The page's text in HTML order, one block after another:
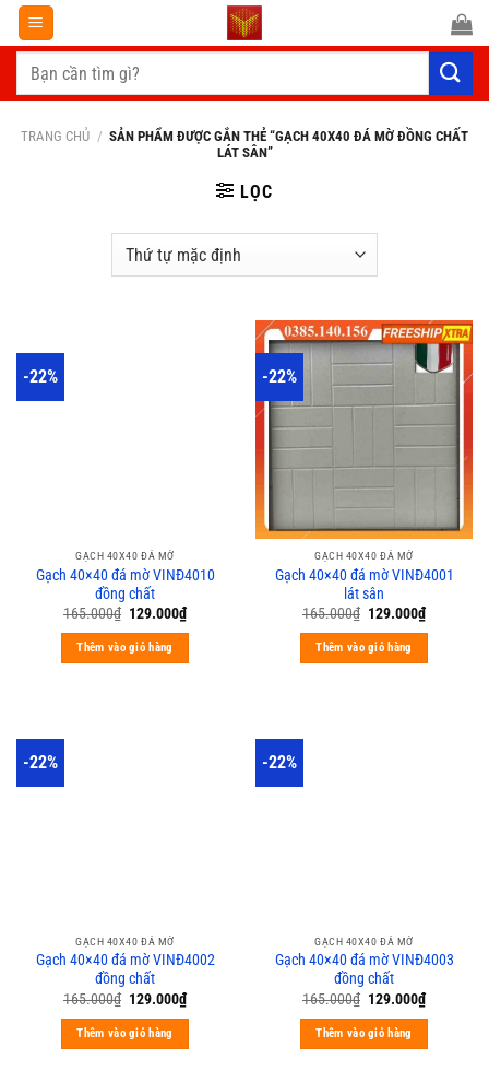
Chuyển
đến
dung
Tìm
kiếm:
TRANG CHỦ / SẢN PHẨM ĐƯỢC GẮN THẺ “GẠCH 40X40 ĐÁ MỜ ĐỒNG CHẤT
LÁT SÂN”
LỌC
-22%
GẠCH 40X40 ĐÁ MỜ
Gạch 40×40 đá mờ VINĐ4010
đồng chất
165.000₫ 129.000₫
Thêm vào giỏ hàng
-22%
GẠCH 40X40 ĐÁ MỜ
Gạch 40×40 đá mờ VINĐ4001
lát sân
165.000₫ 129.000₫
Thêm vào giỏ hàng
-22%
GẠCH 40X40 ĐÁ MỜ
Gạch 40×40 đá mờ VINĐ4002
đồng chất
165.000₫ 129.000₫
Thêm vào giỏ hàng
-22%
GẠCH 40X40 ĐÁ MỜ
Gạch 40×40 đá mờ VINĐ4003
đồng chất
165.000₫ 129.000₫
Thêm vào giỏ hàng